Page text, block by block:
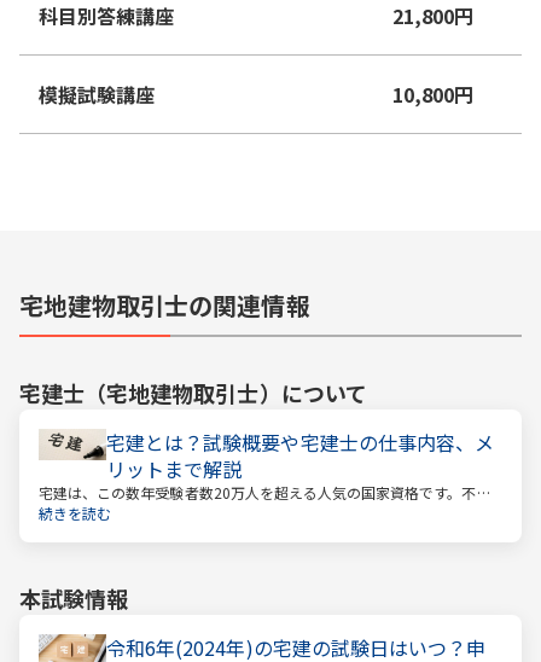
科目別答練講座 21,800円
模擬試験講座 10,800円
宅地建物取引士の関連情報
宅建士（宅地建物取引士） について
宅建とは？試験概要や宅建士の仕事内容、メ
リットまで解説
宅建は、この数年受験者数20万人を超える人気の国家資格です。不動
産業に携わる人をはじめ、他業種、学生、主婦まで、さまざまな方が
続きを読む
本試験情報
令和6年(2024年)の宅建の試験日はいつ？申